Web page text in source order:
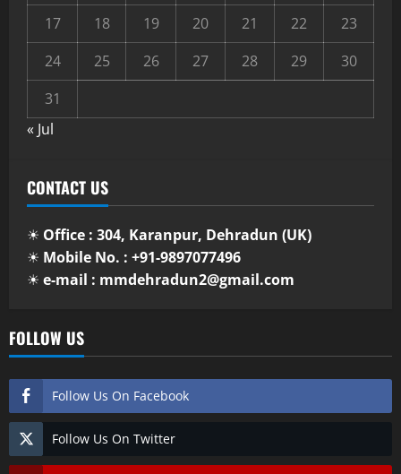
17
18 19 20 21 22
23
24
25 26 27 28 29
30
31
« Jul
CONTACT US
☀ Office : 304, Karanpur, Dehradun (UK)
☀ Mobile No. : +91-9897077496
☀ e-mail : mmdehradun2@gmail.com
FOLLOW US
Follow Us On Facebook
Follow Us On Twitter